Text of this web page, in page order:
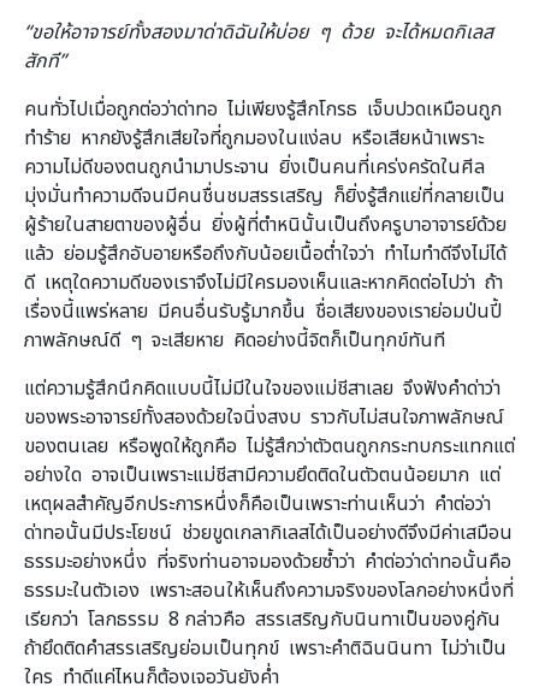
“ขอให้อาจารย์ทั้งสองมาด่าดิฉันให้บ่อย ๆ ด้วย จะได้หมดกิเลส
สักที”
คนทั่วไปเมื่อถูกต่อว่าด่าทอ ไม่เพียงรู้สึกโกรธ เจ็บปวดเหมือนถูก
ทำร้าย หากยังรู้สึกเสียใจที่ถูกมองในแง่ลบ หรือเสียหน้าเพราะ
ความไม่ดีของตนถูกนำมาประจาน ยิ่งเป็นคนที่เคร่งครัดในศีล
มุ่งมั่นทำความดีจนมีคนชื่นชมสรรเสริญ ก็ยิ่งรู้สึกแย่ที่กลายเป็น
ผู้ร้ายในสายตาของผู้อื่น ยิ่งผู้ที่ตำหนินั้นเป็นถึงครูบาอาจารย์ด้วย
แล้ว ย่อมรู้สึกอับอายหรือถึงกับน้อยเนื้อต่ำใจว่า ทำไมทำดีจึงไม่ได้
ดี เหตุใดความดีของเราจึงไม่มีใครมองเห็นและหากคิดต่อไปว่า ถ้า
เรื่องนี้แพร่หลาย มีคนอื่นรับรู้มากขึ้น ชื่อเสียงของเราย่อมป่นปี้
ภาพลักษณ์ดี ๆ จะเสียหาย คิดอย่างนี้จิตก็เป็นทุกข์ทันที
แต่ความรู้สึกนึกคิดแบบนี้ไม่มีในใจของแม่ชีสาเลย จึงฟังคำด่าว่า
ของพระอาจารย์ทั้งสองด้วยใจนิ่งสงบ ราวกับไม่สนใจภาพลักษณ์
ของตนเลย หรือพูดให้ถูกคือ ไม่รู้สึกว่าตัวตนถูกกระทบกระแทกแต่
อย่างใด อาจเป็นเพราะแม่ชีสามีความยึดติดในตัวตนน้อยมาก แต่
เหตุผลสำคัญอีกประการหนึ่งก็คือเป็นเพราะท่านเห็นว่า คำต่อว่า
ด่าทอนั้นมีประโยชน์ ช่วยขูดเกลากิเลสได้เป็นอย่างดีจึงมีค่าเสมือน
ธรรมะอย่างหนึ่ง ที่จริงท่านอาจมองด้วยซ้ำว่า คำต่อว่าด่าทอนั้นคือ
ธรรมะในตัวเอง เพราะสอนให้เห็นถึงความจริงของโลกอย่างหนึ่งที่
เรียกว่า โลกธรรม 8 กล่าวคือ สรรเสริญกับนินทาเป็นของคู่กัน
ถ้ายึดติดคำสรรเสริญย่อมเป็นทุกข์ เพราะคำติฉินนินทา ไม่ว่าเป็น
ใคร ทำดีแค่ไหนก็ต้องเจอวันยังค่ำ